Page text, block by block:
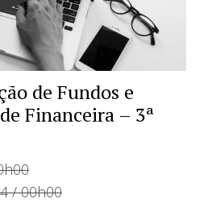
de Fundos e
Financeira – 3ª
/ 00h00